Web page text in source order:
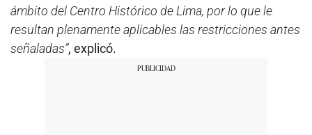
ámbito del Centro Histórico de Lima, por lo que le
resultan plenamente aplicables las restricciones antes
señaladas”, explicó.